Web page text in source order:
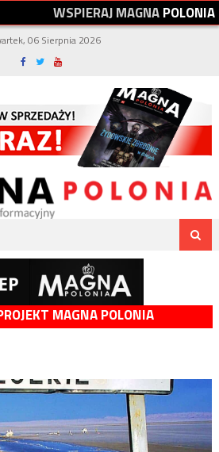
WSPIERAJMAGNAPOLONIA
06 Sierpnia 2026
MAGNA POLONIA